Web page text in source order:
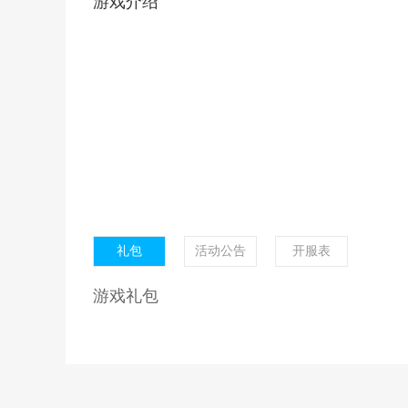
礼包 活动公告 开服表
游戏礼包